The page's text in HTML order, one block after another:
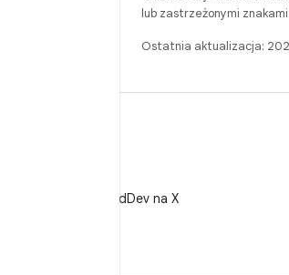
lub zastrzeżonymi
Ostatnia aktualizacja:
Obserwuj @AndroidDev na X